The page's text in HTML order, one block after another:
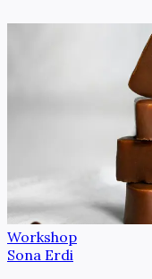
Workshop
Sona Erdi